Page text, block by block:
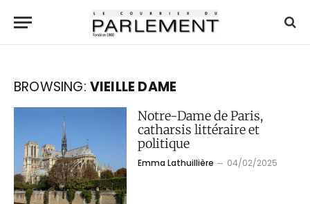
BROWSING: VIEILLE DAME
Notre-Dame de Paris,
catharsis littéraire et
politique
Emma Lathuillière 04/02/2025